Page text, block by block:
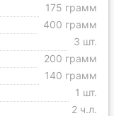
175 грамм
400 грамм
3 шт.
200 грамм
140 грамм
1 шт.
2 ч.л.